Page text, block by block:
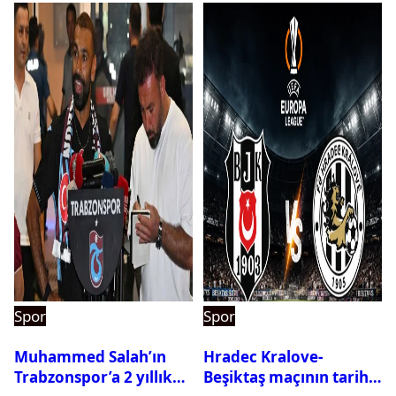
Spor
Muhammed Salah’ın
Trabzonspor’a 2 yıllık
Spor
Hradec Kralove-
Beşiktaş maçının tarihi